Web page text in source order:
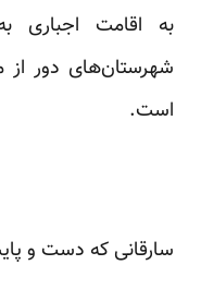
به اقامت
شهرستان‌های دور
است.
سارقانی که دست و